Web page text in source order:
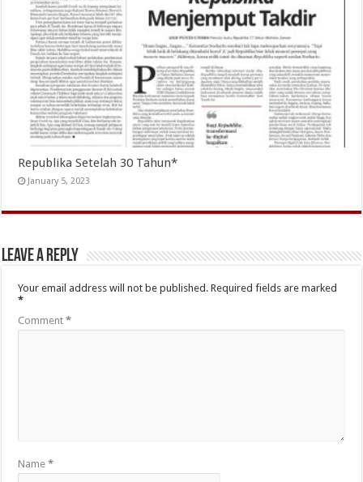
Republika Setelah 30 Tahun*
January 5, 2023
Leave a Reply
Your email address will not be published. Required fields are marked
*
Comment*
Name*